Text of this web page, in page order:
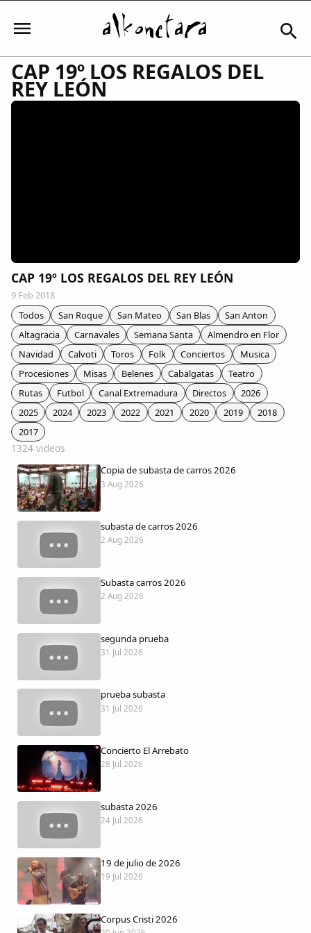
Iniciar sesión
Comunidad
Colaboradores
AlkoTV
Biblioteca
Periódico Alconétar
Foros
Idiosincrasia
Diccionario
Traductor
Dichos
Cancionero Local
Apodos
Peñas
La palra
Modo oscuro
CAP 19º LOS REGALOS DEL
REY LEÓN
CAP 19º LOS REGALOS DEL REY LEÓN
9 Feb 2018
Todos
San Roque San Mateo San Blas
San Anton
Altagracia
Carnavales Semana Santa
Almendro en Flor
Navidad
Calvoti Toros Folk Conciertos
Musica
Procesiones
Misas Belenes Cabalgatas
Teatro
Rutas
Futbol Canal Extremadura Directos
2026
2025
2024 2023 2022 2021 2020 2019
2018
2017
1324 videos
Copia de subasta de carros 2026
3 Aug 2026
subasta de carros 2026
2 Aug 2026
Subasta carros 2026
2 Aug 2026
segunda prueba
31 Jul 2026
prueba subasta
31 Jul 2026
Concierto El Arrebato
28 Jul 2026
subasta 2026
24 Jul 2026
19 de julio de 2026
19 Jul 2026
Corpus Cristi 2026